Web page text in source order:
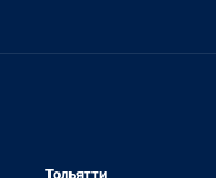
Тольятти